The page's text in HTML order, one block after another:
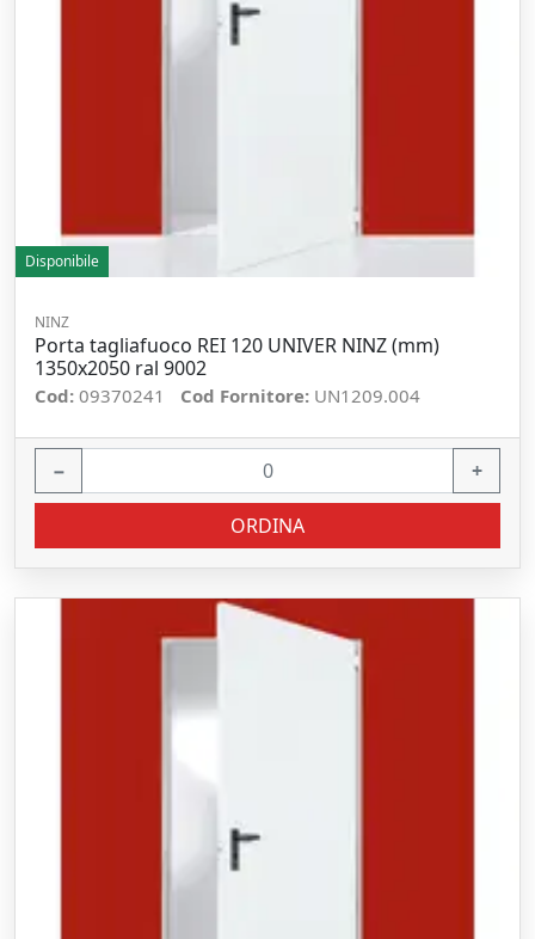
Disponibile
NINZ
Porta tagliafuoco REI 120 UNIVER NINZ (mm)
1350x2050 ral 9002
Cod: 09370241 Cod Fornitore: UN1209.004
− +
ORDINA